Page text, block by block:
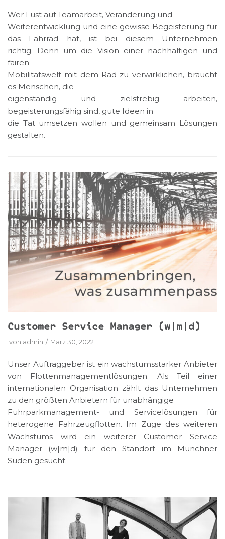
Wer Lust auf Teamarbeit, Veränderung und
Weiterentwicklung und eine gewisse Begeisterung für
das Fahrrad hat, ist bei diesem Unternehmen
richtig. Denn um die Vision einer nachhaltigen und
fairen
Mobilitätswelt mit dem Rad zu verwirklichen, braucht
es Menschen, die
eigenständig und zielstrebig arbeiten,
begeisterungsfähig sind, gute Ideen in
die Tat umsetzen wollen und gemeinsam Lösungen
gestalten.
Customer Service Manager (w|m|d)
von admin März 30, 2022
Unser Auftraggeber ist ein wachstumsstarker Anbieter
von Flottenmanagementlösungen. Als Teil einer
internationalen Organisation zählt das Unternehmen
zu den größten Anbietern für unabhängige
Fuhrparkmanagement- und Servicelösungen für
heterogene Fahrzeugflotten. Im Zuge des weiteren
Wachstums wird ein weiterer Customer Service
Manager (w|m|d) für den Standort im Münchner
Süden gesucht.